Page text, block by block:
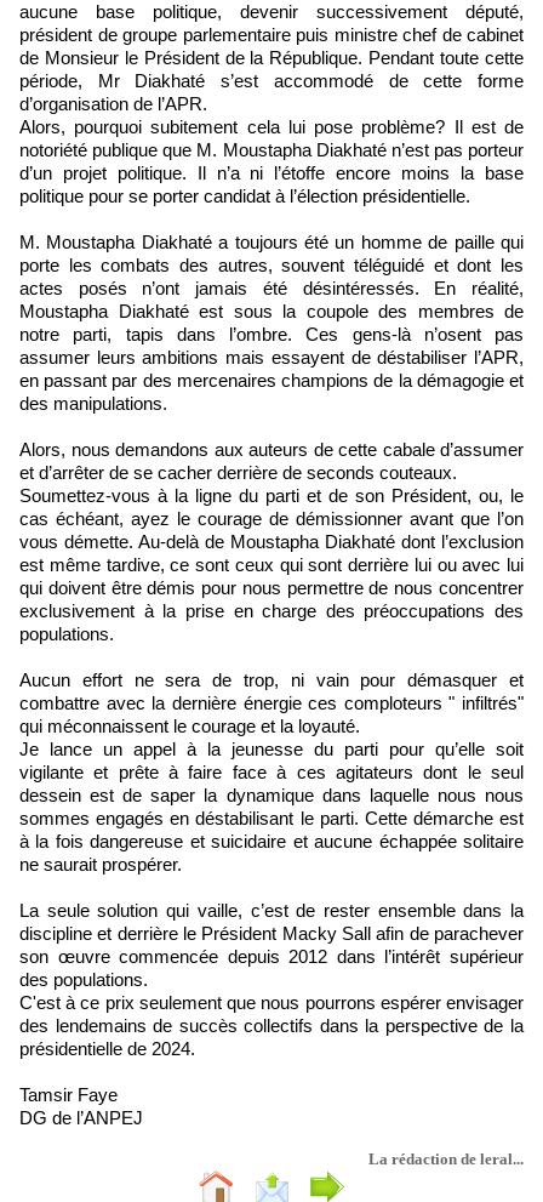
aucune base politique, devenir successivement député,
président de groupe parlementaire puis ministre chef de cabinet
de Monsieur le Président de la République. Pendant toute cette
période, Mr Diakhaté s’est accommodé de cette forme
d’organisation de l’APR.
Alors, pourquoi subitement cela lui pose problème? Il est de
notoriété publique que M. Moustapha Diakhaté n’est pas porteur
d’un projet politique. Il n’a ni l’étoffe encore moins la base
politique pour se porter candidat à l’élection présidentielle.
M. Moustapha Diakhaté a toujours été un homme de paille qui
porte les combats des autres, souvent téléguidé et dont les
actes posés n’ont jamais été désintéressés. En réalité,
Moustapha Diakhaté est sous la coupole des membres de
notre parti, tapis dans l’ombre. Ces gens-là n’osent pas
assumer leurs ambitions mais essayent de déstabiliser l’APR,
en passant par des mercenaires champions de la démagogie et
des manipulations.
Alors, nous demandons aux auteurs de cette cabale d’assumer
et d’arrêter de se cacher derrière de seconds couteaux.
Soumettez-vous à la ligne du parti et de son Président, ou, le
cas échéant, ayez le courage de démissionner avant que l’on
vous démette. Au-delà de Moustapha Diakhaté dont l’exclusion
est même tardive, ce sont ceux qui sont derrière lui ou avec lui
qui doivent être démis pour nous permettre de nous concentrer
exclusivement à la prise en charge des préoccupations des
populations.
Aucun effort ne sera de trop, ni vain pour démasquer et
combattre avec la dernière énergie ces comploteurs " infiltrés"
qui méconnaissent le courage et la loyauté.
Je lance un appel à la jeunesse du parti pour qu’elle soit
vigilante et prête à faire face à ces agitateurs dont le seul
dessein est de saper la dynamique dans laquelle nous nous
sommes engagés en déstabilisant le parti. Cette démarche est
à la fois dangereuse et suicidaire et aucune échappée solitaire
ne saurait prospérer.
La seule solution qui vaille, c’est de rester ensemble dans la
discipline et derrière le Président Macky Sall afin de parachever
son œuvre commencée depuis 2012 dans l’intérêt supérieur
des populations.
C'est à ce prix seulement que nous pourrons espérer envisager
des lendemains de succès collectifs dans la perspective de la
présidentielle de 2024.
Tamsir Faye
DG de l’ANPEJ
La rédaction de leral...